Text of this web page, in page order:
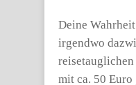
Deine
irgendwo
mit ca. 50 Euro